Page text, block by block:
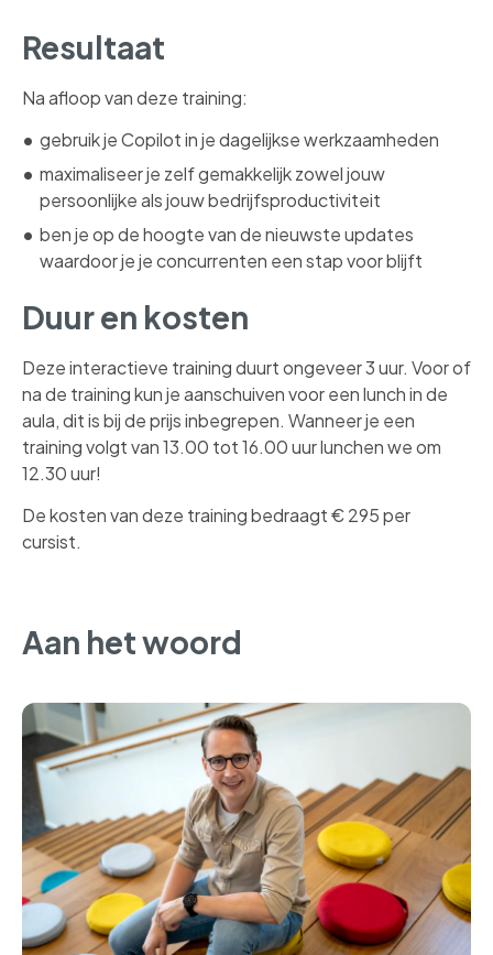
Resultaat
Na afloop van deze training:
gebruik je Copilot in je dagelijkse werkzaamheden
maximaliseer je zelf gemakkelijk zowel jouw
persoonlijke als jouw bedrijfsproductiviteit
ben je op de hoogte van de nieuwste updates
waardoor je je concurrenten een stap voor blijft
Duur en kosten
Deze interactieve training duurt ongeveer 3 uur. Voor of
na de training kun je aanschuiven voor een lunch in de
aula, dit is bij de prijs inbegrepen. Wanneer je een
training volgt van 13.00 tot 16.00 uur lunchen we om
12.30 uur!
De kosten van deze training bedraagt € 295 per
cursist.
Aan het woord